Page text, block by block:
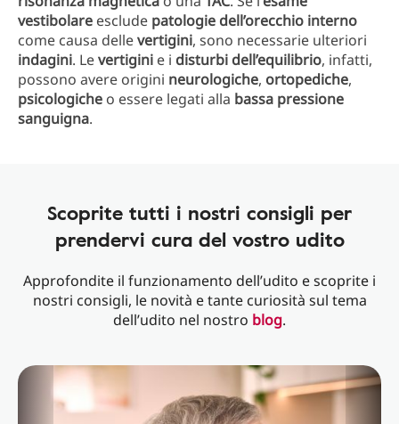
vestibolare esclude patologie dell’orecchio interno
come causa dellevertigini, sono necessarie ulteriori
indagini. Levertigini e i disturbi dell’equilibrio, infatti,
possono avere origini neurologiche, ortopediche,
psicologiche o essere legati alla bassa pressione
sanguigna.
Scoprite tutti i nostri consigli per
prendervi cura del vostro udito
Approfondite il funzionamento dell’udito e scoprite i
nostri consigli, le novità e tante curiosità sul tema
dell’udito nel nostro blog.